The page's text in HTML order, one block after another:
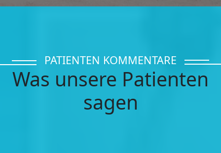
PATIENTEN KOMMENTARE
Was unsere Patienten
sagen